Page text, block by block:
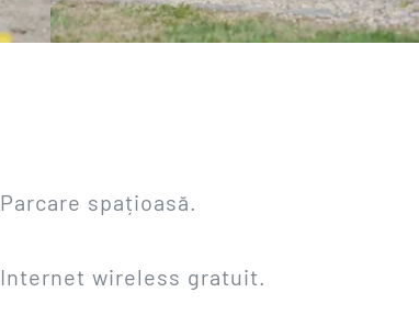
Parcare spațioasă.
Internet wireless gratuit.